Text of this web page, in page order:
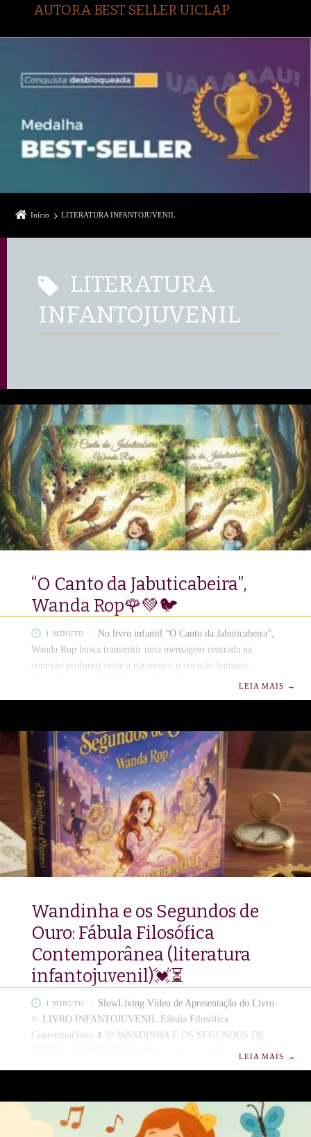
AUTORA BEST SELLER UICLAP
Início LITERATURA INFANTOJUVENIL
LITERATURA
INFANTOJUVENIL
“O Canto da Jabuticabeira”,
Wanda Rop🌹💚🐦
1 MINUTO
No livro infantil “O Canto da Jabuticabeira”,
Wanda Rop busca transmitir uma mensagem centrada na
conexão profunda entre a natureza e o coração humano,
focando na sensibilidade e no desenvolvimento emocional
e Delicadeza: A narrativa utiliza a figura da jabuticabeira para
ensinar as crianças a olharem para o mundo com mais ternura e
cuidado. ​Amizade Sincera: O livro celebra os laços que
LEIA MAIS →
Wandinha e os Segundos de
Ouro: Fábula Filosófica
Contemporânea (literatura
infantojuvenil)💓⏳
1 MINUTO
SlowLiving Vídeo de Apresentação do Livro
✨ LIVRO INFANTOJUVENIL:Fábula Filosófica
Contemporânea 🌷🩷 WANDINHA E OS SEGUNDOS DE
OURO✨ – WANDA ROP🌷🩷 (poetisa apreciadora de cada
existencial chamada Imediatismo , surge uma pequena
dissidente:Wandinha. Ela não busca a arqueologia dos
momentos desprezados. ⏳ Através da Aritmética do Vagar, esta
LEIA MAIS →